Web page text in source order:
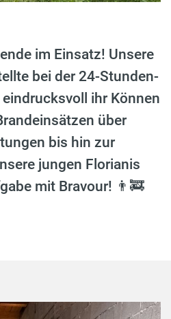
im Einsatz! Unsere
bei der 24-Stunden-
ihr Können
über
bis hin zur
jungen Florianis
mit Bravour! 👨‍🚒